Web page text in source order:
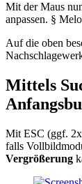
Mit der Maus
anpassen. §
Auf die oben
Mittels
Mit ESC (ggf.
falls
Vergrößerung